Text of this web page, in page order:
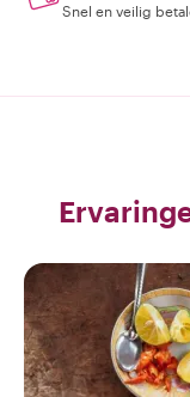
Snel en veilig